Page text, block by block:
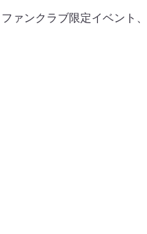
ァンクラブ限定イベント